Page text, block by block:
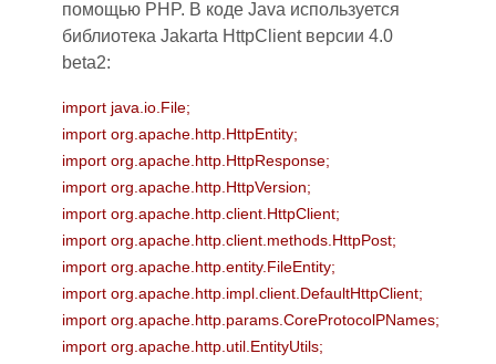
помощью PHP. В коде Java используется
библиотека Jakarta HttpClient версии 4.0
beta2:
import java.io.File;
import org.apache.http.HttpEntity;
import org.apache.http.HttpResponse;
import org.apache.http.HttpVersion;
import org.apache.http.client.HttpClient;
import org.apache.http.client.methods.HttpPost;
import org.apache.http.entity.FileEntity;
import org.apache.http.impl.client.DefaultHttpClient;
import org.apache.http.params.CoreProtocolPNames;
import org.apache.http.util.EntityUtils;